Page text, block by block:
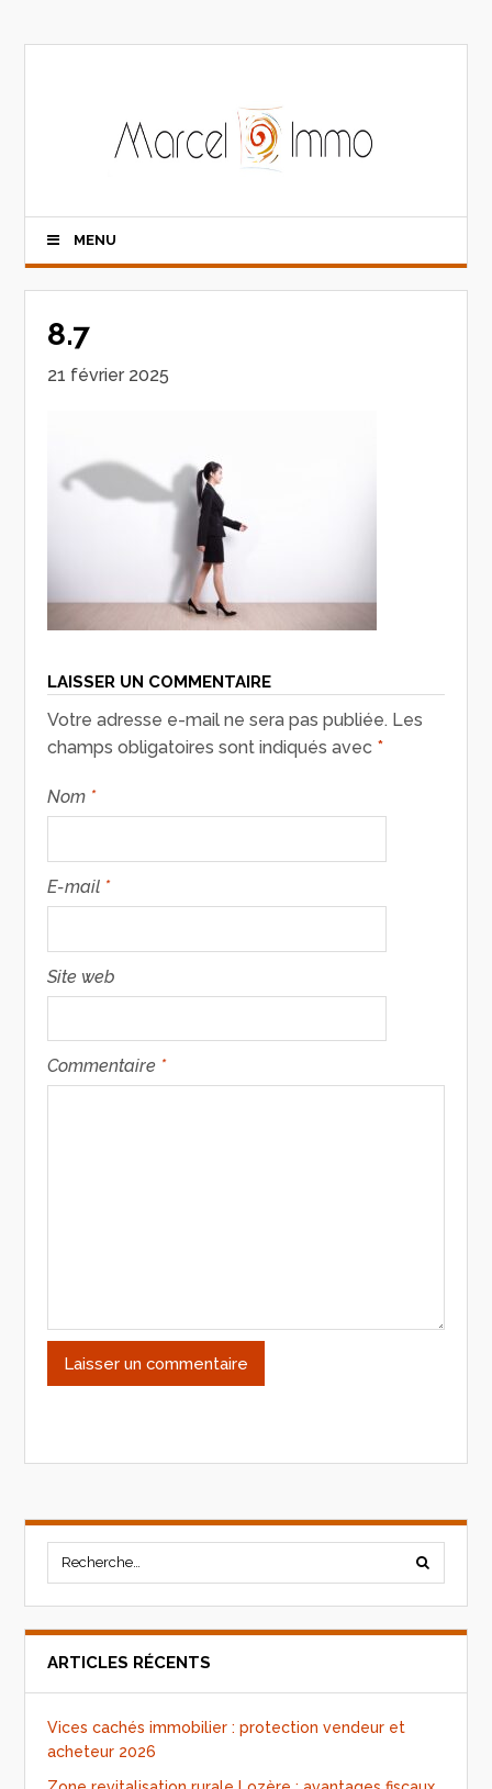
MENU
8.7
21 février 2025
LAISSER UN COMMENTAIRE
Votre adresse e-mail ne sera pas publiée. Les
champs obligatoires sont indiqués avec *
Nom *
E-mail *
Site web
Commentaire *
ARTICLES RÉCENTS
Vices cachés immobilier : protection vendeur et
acheteur 2026